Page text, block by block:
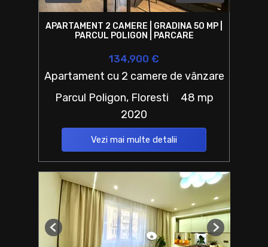
APARTAMENT 2 CAMERE | GRADINA 50 MP |
PARCUL POLIGON | PARCARE
134,900 €
Apartament cu 2 camere de vânzare
Parcul Poligon, Floresti
48 mp
2020
Vezi mai multe detalii
Previous Next